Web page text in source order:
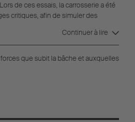
de ces essais, la carrosserie a été
critiques, afin de simuler des
Continuer à lire
que subit la bâche et auxquelles